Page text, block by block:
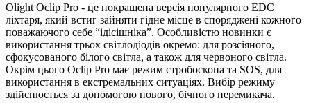
Olight Oclip Pro - це покращена версія популярного EDC
ліхтаря, який встиг зайняти гідне місце в споряджені кожного
поважаючого себе “ідісішніка”. Особливістю новинки є
використання трьох світлодіодів окремо: для розсіяного,
сфокусованого білого світла, а також для червоного світла.
Окрім цього Oclip Pro має режим стробоскопа та SOS, для
використання в екстремальних ситуаціях. Вибір режиму
здійснюється за допомогою нового, бічного перемикача.